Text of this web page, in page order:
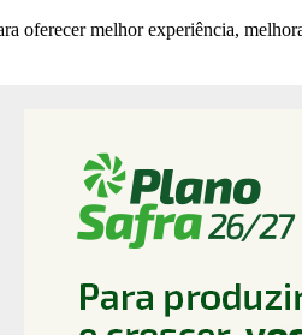
oferecer melhor experiência,